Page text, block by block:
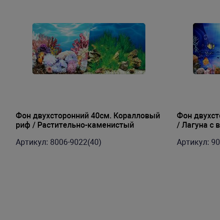
Фон двухсторонний 40см. Коралловый
риф / Растительно-каменистый
Артикул: 8006-9022(40)
Фон
/ Лагуна с
Артикул: